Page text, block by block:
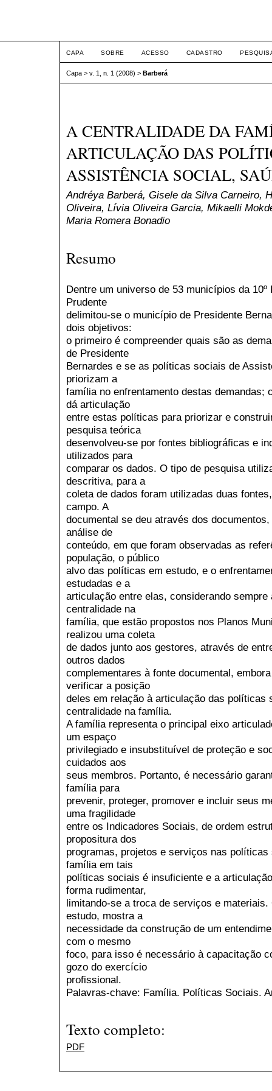
CAPA SOBRE ACESSO CADASTRO
Capa > v. 1, n. 1 (2008) > Barberá
A CENTRALIDADE DA
ARTICULAÇÃO DAS
ASSISTÊNCIA SOCIAL,
Andréya Barberá, Gisele da Silva Carneiro,
Oliveira, Lívia Oliveira Garcia, Mikaelli
Maria Romera Bonadio
Resumo
Dentre um universo de 53 municípios da
Prudente
delimitou-se o município de Presidente
dois objetivos:
o primeiro é compreender quais são as
de Presidente
Bernardes e se as políticas sociais de
priorizam a
família no enfrentamento destas demandas;
dá articulação
entre estas políticas para priorizar e
pesquisa teórica
desenvolveu-se por fontes bibliográficas e
utilizados para
comparar os dados. O tipo de pesquisa
descritiva, para a
coleta de dados foram utilizadas duas
campo. A
documental se deu através dos
análise de
conteúdo, em que foram observadas as
população, o público
alvo das políticas em estudo, e o
estudadas e a
articulação entre elas, considerando
centralidade na
família, que estão propostos nos Planos
realizou uma coleta
de dados junto aos gestores, através de
outros dados
complementares à fonte documental,
verificar a posição
deles em relação à articulação das políticas
centralidade na família.
A família representa o principal eixo
um espaço
privilegiado e insubstituível de proteção e
cuidados aos
seus membros. Portanto, é necessário
família para
prevenir, proteger, promover e incluir seus
uma fragilidade
entre os Indicadores Sociais, de ordem
propositura dos
programas, projetos e serviços nas
família em tais
políticas sociais é insuficiente e a
forma rudimentar,
limitando-se a troca de serviços e
estudo, mostra a
necessidade da construção de um
com o mesmo
foco, para isso é necessário à capacitação
gozo do exercício
profissional.
Palavras-chave: Família. Políticas Sociais.
Texto completo:
PDF